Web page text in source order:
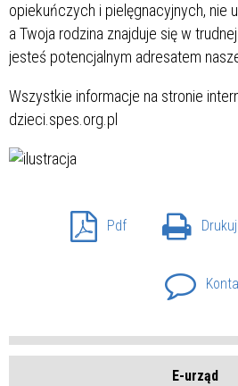
opiekuńczych i pielęgnacyjnych, nie
a Twoja rodzina znajduje się w
jesteś potencjalnym adresatem
Wszystkie informacje na stronie
dzieci.spes.org.pl
Pdf Drukuj
E-urząd